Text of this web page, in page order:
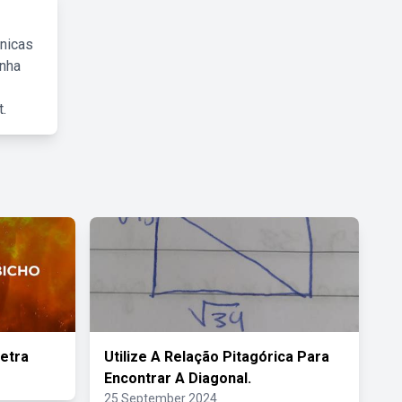
Utilize A Relação Pitagórica Para
Encontrar A Diagonal.
25 September 2024